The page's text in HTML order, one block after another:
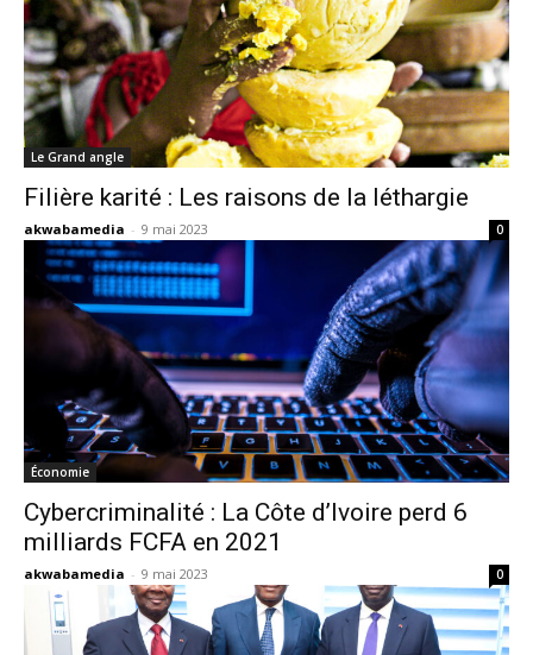
Le Grand angle
Filière karité : Les raisons de la léthargie
akwabamedia - 9 mai 2023 0
Économie
Cybercriminalité : La Côte d’Ivoire perd 6
milliards FCFA en 2021
akwabamedia - 9 mai 2023 0